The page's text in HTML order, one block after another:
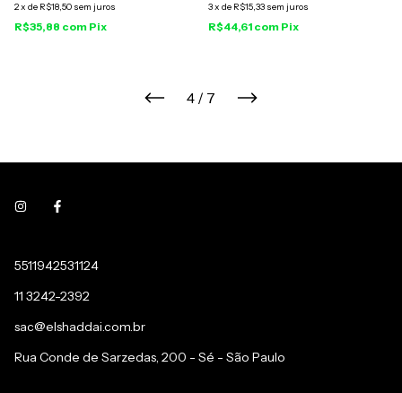
2x de R$18,50 sem juros
R$35,88 com Pix
3x de R$15,33 sem juros
R$44,61 com Pix
4 / 7
5511942531124
11 3242-2392
sac@elshaddai.com.br
Rua Conde de Sarzedas, 200 - Sé - São Paulo